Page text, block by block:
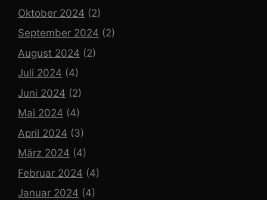
Oktober 2024 (2)
September 2024 (2)
August 2024 (2)
Juli 2024 (4)
Juni 2024 (2)
Mai 2024 (4)
April 2024 (3)
März 2024 (4)
Februar 2024 (4)
Januar 2024 (4)